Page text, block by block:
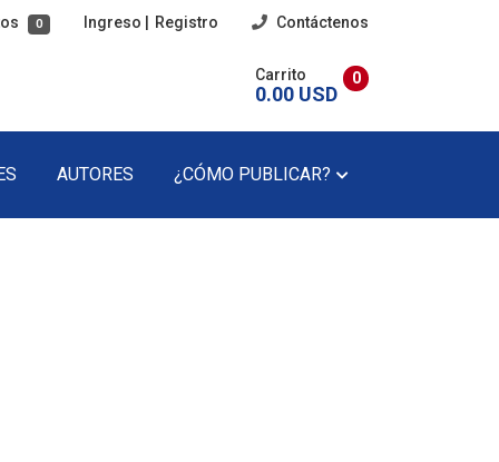
0 Ingreso Registro Contáctenos
0
Carrito
0.00 USD
AUTORES ¿CÓMO PUBLICAR?